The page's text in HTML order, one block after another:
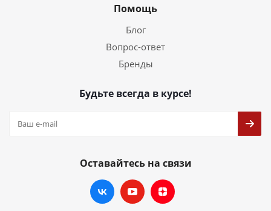
Помощь
Блог
Вопрос-ответ
Бренды
Будьте всегда в курсе!
Оставайтесь на связи